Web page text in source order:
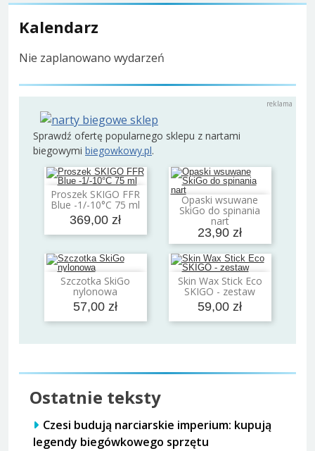
Kalendarz
Nie zaplanowano wydarzeń
Sprawdź ofertę popularnego sklepu z nartami
biegowymi biegowkowy.pl.
Proszek SKIGO FFR
Blue -1/-10°C 75 ml
369,00 zł
Dodaj do koszyka Opaski wsuwane
SkiGo do spinania
nart
23,90 zł
Dodaj do koszyka
Szczotka SkiGo
nylonowa
57,00 zł
Dodaj do koszyka Skin Wax Stick Eco
SKIGO - zestaw
59,00 zł
Dodaj do koszyka
Ostatnie teksty
Czesi budują narciarskie imperium: kupują
legendy biegówkowego sprzętu